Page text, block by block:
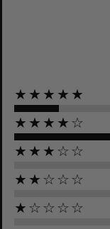
★★★★★
★★★★☆
★★★☆☆
★★☆☆☆
★☆☆☆☆